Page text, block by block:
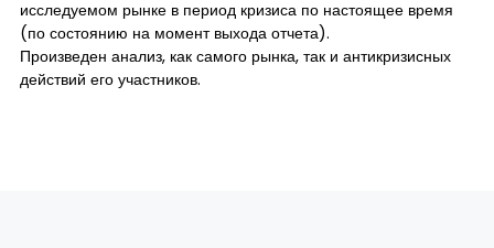
исследуемом рынке в период кризиса по настоящее время
(по состоянию на момент выхода отчета).
Произведен анализ, как самого рынка, так и антикризисных
действий его участников.